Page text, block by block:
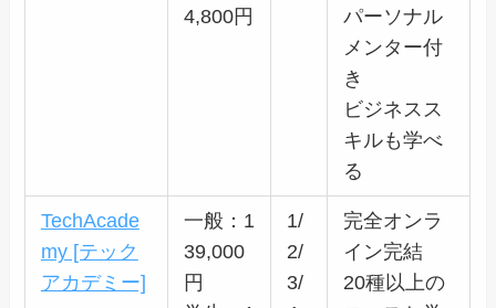
4,800円
パーソナル
メンター付
き
ビジネスス
キルも学べ
る
TechAcade
my [テック
アカデミー]
一般：1
39,000
円
1/
2/
3/
完全オンラ
イン完結
20種以上の